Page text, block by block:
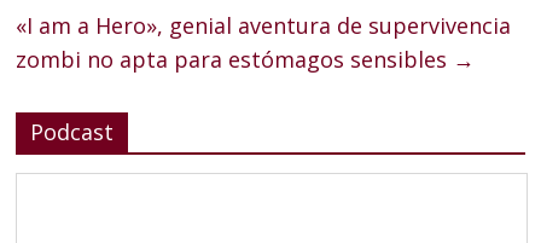
«I am a Hero», genial aventura de supervivencia
zombi no apta para estómagos sensibles →
Podcast